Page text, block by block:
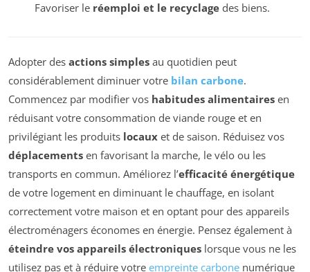
Favoriser le réemploi et le recyclagedes biens.
Adopter des actions simples au quotidien peut
considérablement diminuer votre bilan carbone.
Commencez par modifier vos habitudes alimentaires en
réduisant votre consommation de viande rouge et en
privilégiant les produits locaux et de saison. Réduisez vos
déplacements en favorisant la marche, le vélo ou les
transports en commun. Améliorez l’efficacité énergétique
de votre logement en diminuant le chauffage, en isolant
correctement votre maison et en optant pour des appareils
électroménagers économes en énergie. Pensez également à
éteindre vos appareils électroniques lorsque vous ne les
utilisez pas et à réduire votre empreinte carbone numérique